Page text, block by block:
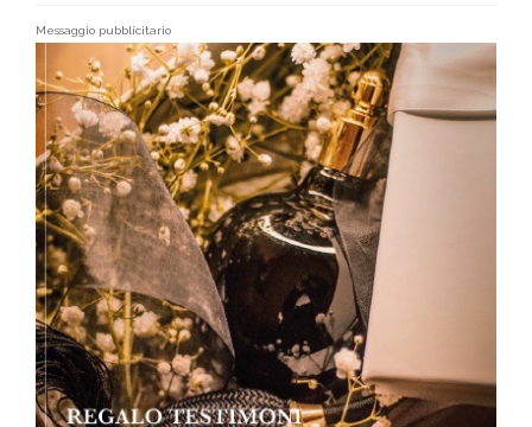
Messaggio pubblicitario